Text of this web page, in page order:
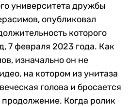
университета дружбы
опубликовал
которого
7 февраля 2023 года. Как
изначально он не
на котором из унитаза
голова и бросается
продолжение. Когда ролик